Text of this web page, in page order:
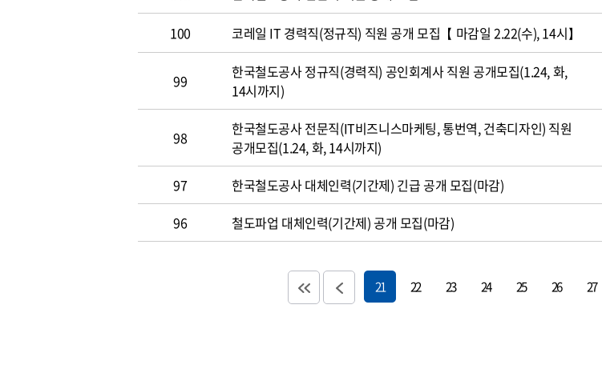
100 코레일 IT 경력직(정규직) 직원 공개 모집【 마감일 2.22(수), 14시】
99
한국철도공사 정규직(경력직) 공인회계사 직원 공개모집(1.24, 화,
14시까지)
98
한국철도공사 전문직(IT비즈니스마케팅, 통번역, 건축디자인) 직원
공개모집(1.24, 화, 14시까지)
97 한국철도공사 대체인력(기간제) 긴급 공개 모집(마감)
96
철도파업 대체인력(기간제) 공개 모집(마감)
21 22 23 24 25 26 27